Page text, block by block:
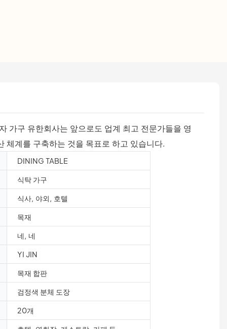
가구 유한회사는 앞으로도 업계 최고 전문가들을 영
체계를 구축하는 것을 목표로 하고 있습니다.
DINING TABLE
식탁 가구
식사, 야외, 호텔
목재
네, 네
YI JIN
목재 합판
검정색 분체 도장
20개